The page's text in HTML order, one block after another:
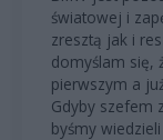
światowej i
zresztą jak i
domyślam się,
pierwszym a
Gdyby szefem
byśmy